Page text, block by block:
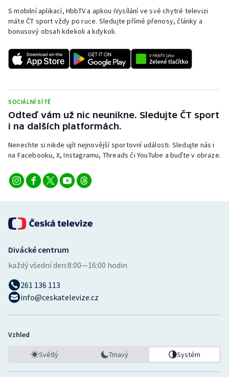
S mobilní aplikací, HbbTV a apkou iVysílání ve své chytré televizi
máte ČT sport vždy po ruce. Sledujte přímé přenosy, články a
bonusový obsah kdekoli a kdykoli.
SOCIÁLNÍ SÍTĚ
Odteď vám už nic neunikne. Sledujte ČT sport
i na dalších platformách.
Nenechte si nikde ujít nejnovější sportovní události. Sledujte nás i
na Facebooku, X, Instagramu, Threads či YouTube a buďte v obraze.
Divácké centrum
každý všední den:8:00—16:00 hodin
261 136 113
info@ceskatelevize.cz
Vzhled
Světlý Tmavý Systém